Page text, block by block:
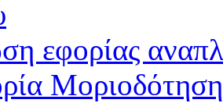
εφορίας